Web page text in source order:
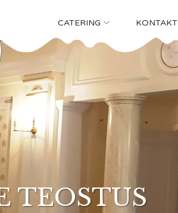
CATERING KONTAKT
MAITSED